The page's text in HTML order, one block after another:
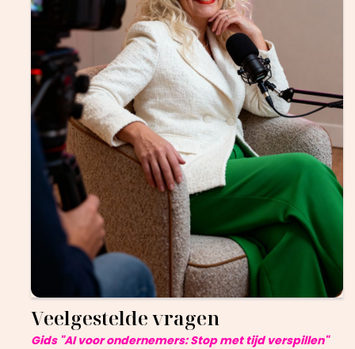
Veelgestelde vragen
Gids "AI voor ondernemers: Stop met tijd verspillen"